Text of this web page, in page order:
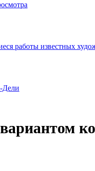
работы известных
Дели